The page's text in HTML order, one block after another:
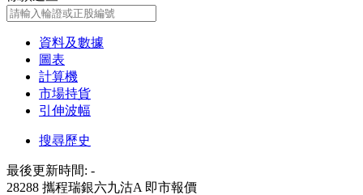
資料及數據
圖表
計算機
市場持貨
引伸波幅
搜尋歷史
最後更新時間: -
28288 攜程瑞銀六九沽A 即市報價